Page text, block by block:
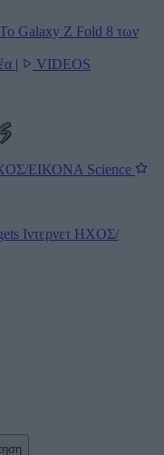
Galaxy Z Fold 8 των
| VIDEOS
ΕΙΚΟΝΑ Science
Ιντερνετ ΗΧΟΣ/